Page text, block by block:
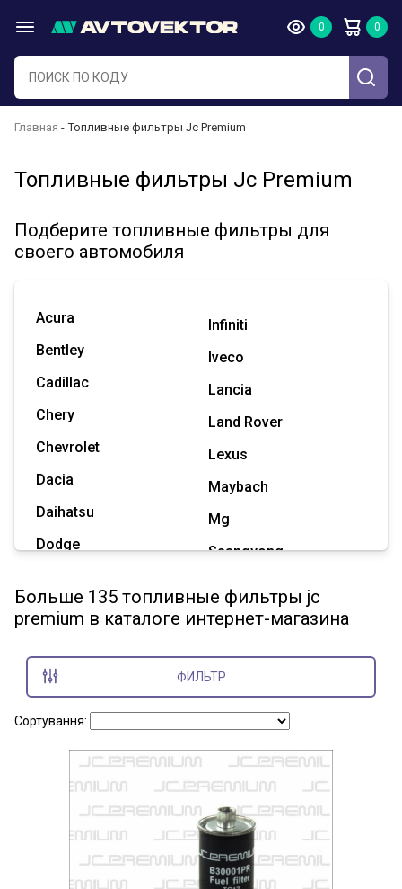
Главная Топливные фильтры Jc Premium
Топливные фильтры Jc Premium
Подберите топливные фильтры для
своего автомобиля
Acura
Bentley
Cadillac
Chery
Chevrolet
Dacia
Daihatsu
Dodge
Great Wall
Hummer
Infiniti
Iveco
Lancia
Land Rover
Lexus
Maybach
Mg
Ssangyong
Tesla
Показать все марки
Больше 135 топливные фильтры jc
premium в каталоге интернет-магазина
ФИЛЬТР
Сортування: